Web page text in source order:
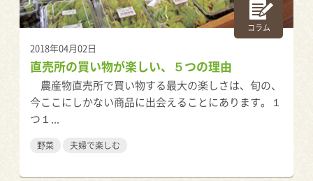
コラム
2018年04月02日
直売所の買い物が楽しい、５つの理由
農産物直売所で買い物する最大の楽しさは、旬の、
今ここにしかない商品に出会えることにあります。１
つ１...
野菜 夫婦で楽しむ